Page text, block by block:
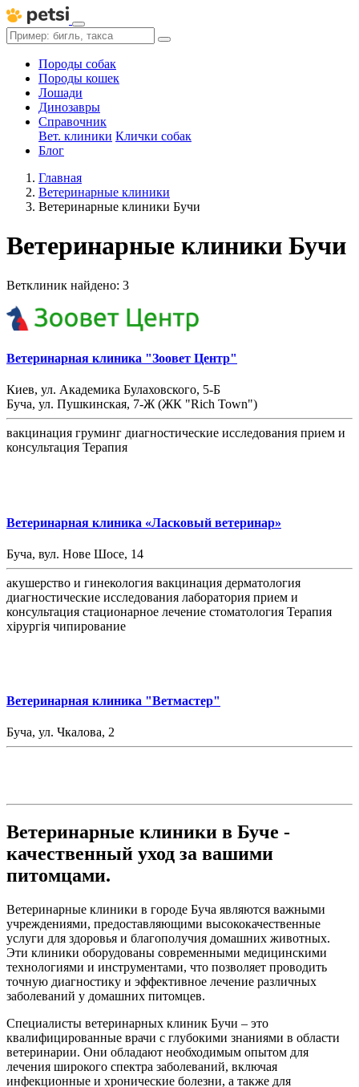
Породы собак
Породы кошек
Лошади
Динозавры
Справочник
Вет. клиники Клички собак
Блог
Главная
Ветеринарные клиники
Ветеринарные клиники Бучи
Ветеринарные клиники Бучи
Ветклиник найдено: 3
Ветеринарная клиника "Зоовет Центр"
Киев, ул. Академика Булаховского, 5-Б
Буча, ул. Пушкинская, 7-Ж (ЖК "Rich Town")
вакцинация груминг диагностические исследования прием и
консультация Терапия
Ветеринарная клиника «Ласковый ветеринар»
Буча, вул. Нове Шосе, 14
акушерство и гинекология вакцинация дерматология
диагностические исследования лаборатория прием и
консультация стационарное лечение стоматология Терапия
хірургія чипирование
Ветеринарная клиника "Ветмастер"
Буча, ул. Чкалова, 2
Ветеринарные клиники в Буче -
качественный уход за вашими
питомцами.
Ветеринарные клиники в городе Буча являются важными
учреждениями, предоставляющими высококачественные
услуги для здоровья и благополучия домашних животных.
Эти клиники оборудованы современными медицинскими
технологиями и инструментами, что позволяет проводить
точную диагностику и эффективное лечение различных
заболеваний у домашних питомцев.
Специалисты ветеринарных клиник Бучи – это
квалифицированные врачи с глубокими знаниями в области
ветеринарии. Они обладают необходимым опытом для
лечения широкого спектра заболеваний, включая
инфекционные и хронические болезни, а также для